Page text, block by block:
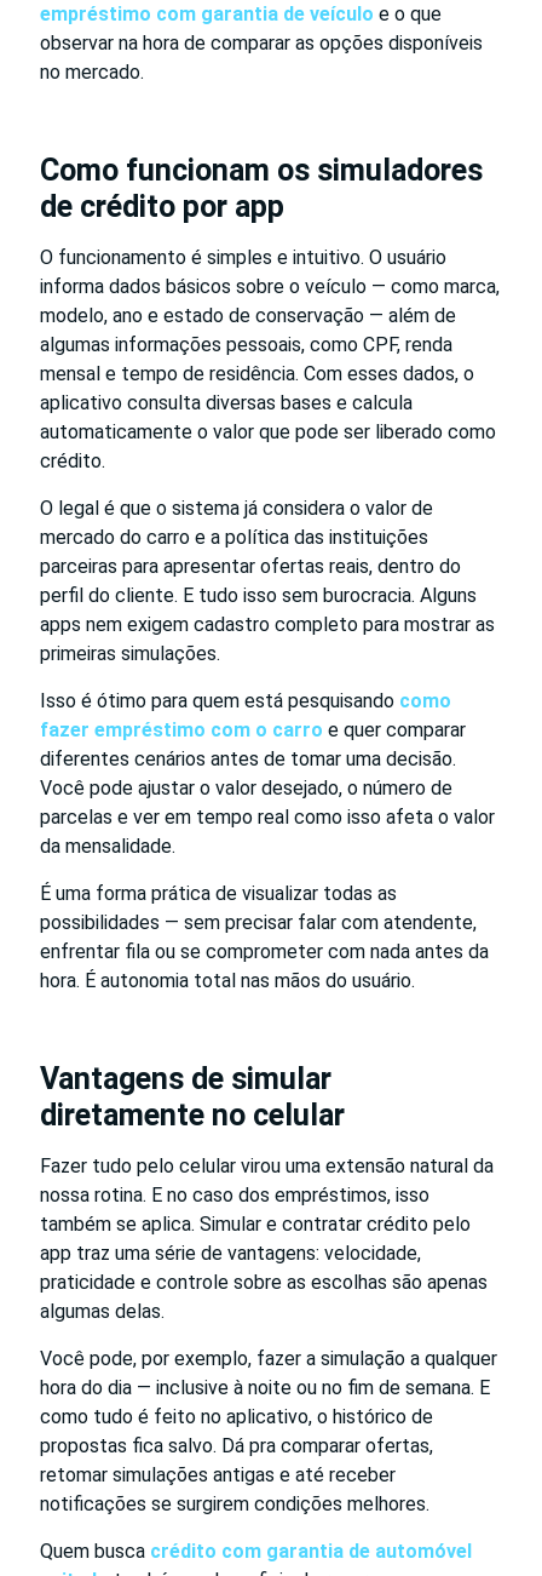
empréstimo com garantia de veículo e o que
observar na hora de comparar as opções disponíveis
no mercado.
Como funcionam os simuladores
de crédito por app
O funcionamento é simples e intuitivo. O usuário
informa dados básicos sobre o veículo — como marca,
modelo, ano e estado de conservação — além de
algumas informações pessoais, como CPF, renda
mensal e tempo de residência. Com esses dados, o
aplicativo consulta diversas bases e calcula
automaticamente o valor que pode ser liberado como
crédito.
O legal é que o sistema já considera o valor de
mercado do carro e a política das instituições
parceiras para apresentar ofertas reais, dentro do
perfil do cliente. E tudo isso sem burocracia. Alguns
apps nem exigem cadastro completo para mostrar as
primeiras simulações.
Isso é ótimo para quem está pesquisando como
fazer empréstimo com o carro e quer comparar
diferentes cenários antes de tomar uma decisão.
Você pode ajustar o valor desejado, o número de
parcelas e ver em tempo real como isso afeta o valor
da mensalidade.
É uma forma prática de visualizar todas as
possibilidades — sem precisar falar com atendente,
enfrentar fila ou se comprometer com nada antes da
hora. É autonomia total nas mãos do usuário.
Vantagens de simular
diretamente no celular
Fazer tudo pelo celular virou uma extensão natural da
nossa rotina. E no caso dos empréstimos, isso
também se aplica. Simular e contratar crédito pelo
app traz uma série de vantagens: velocidade,
praticidade e controle sobre as escolhas são apenas
algumas delas.
Você pode, por exemplo, fazer a simulação a qualquer
hora do dia — inclusive à noite ou no fim de semana. E
como tudo é feito no aplicativo, o histórico de
propostas fica salvo. Dá pra comparar ofertas,
retomar simulações antigas e até receber
notificações se surgirem condições melhores.
Quem busca crédito com garantia de automóvel